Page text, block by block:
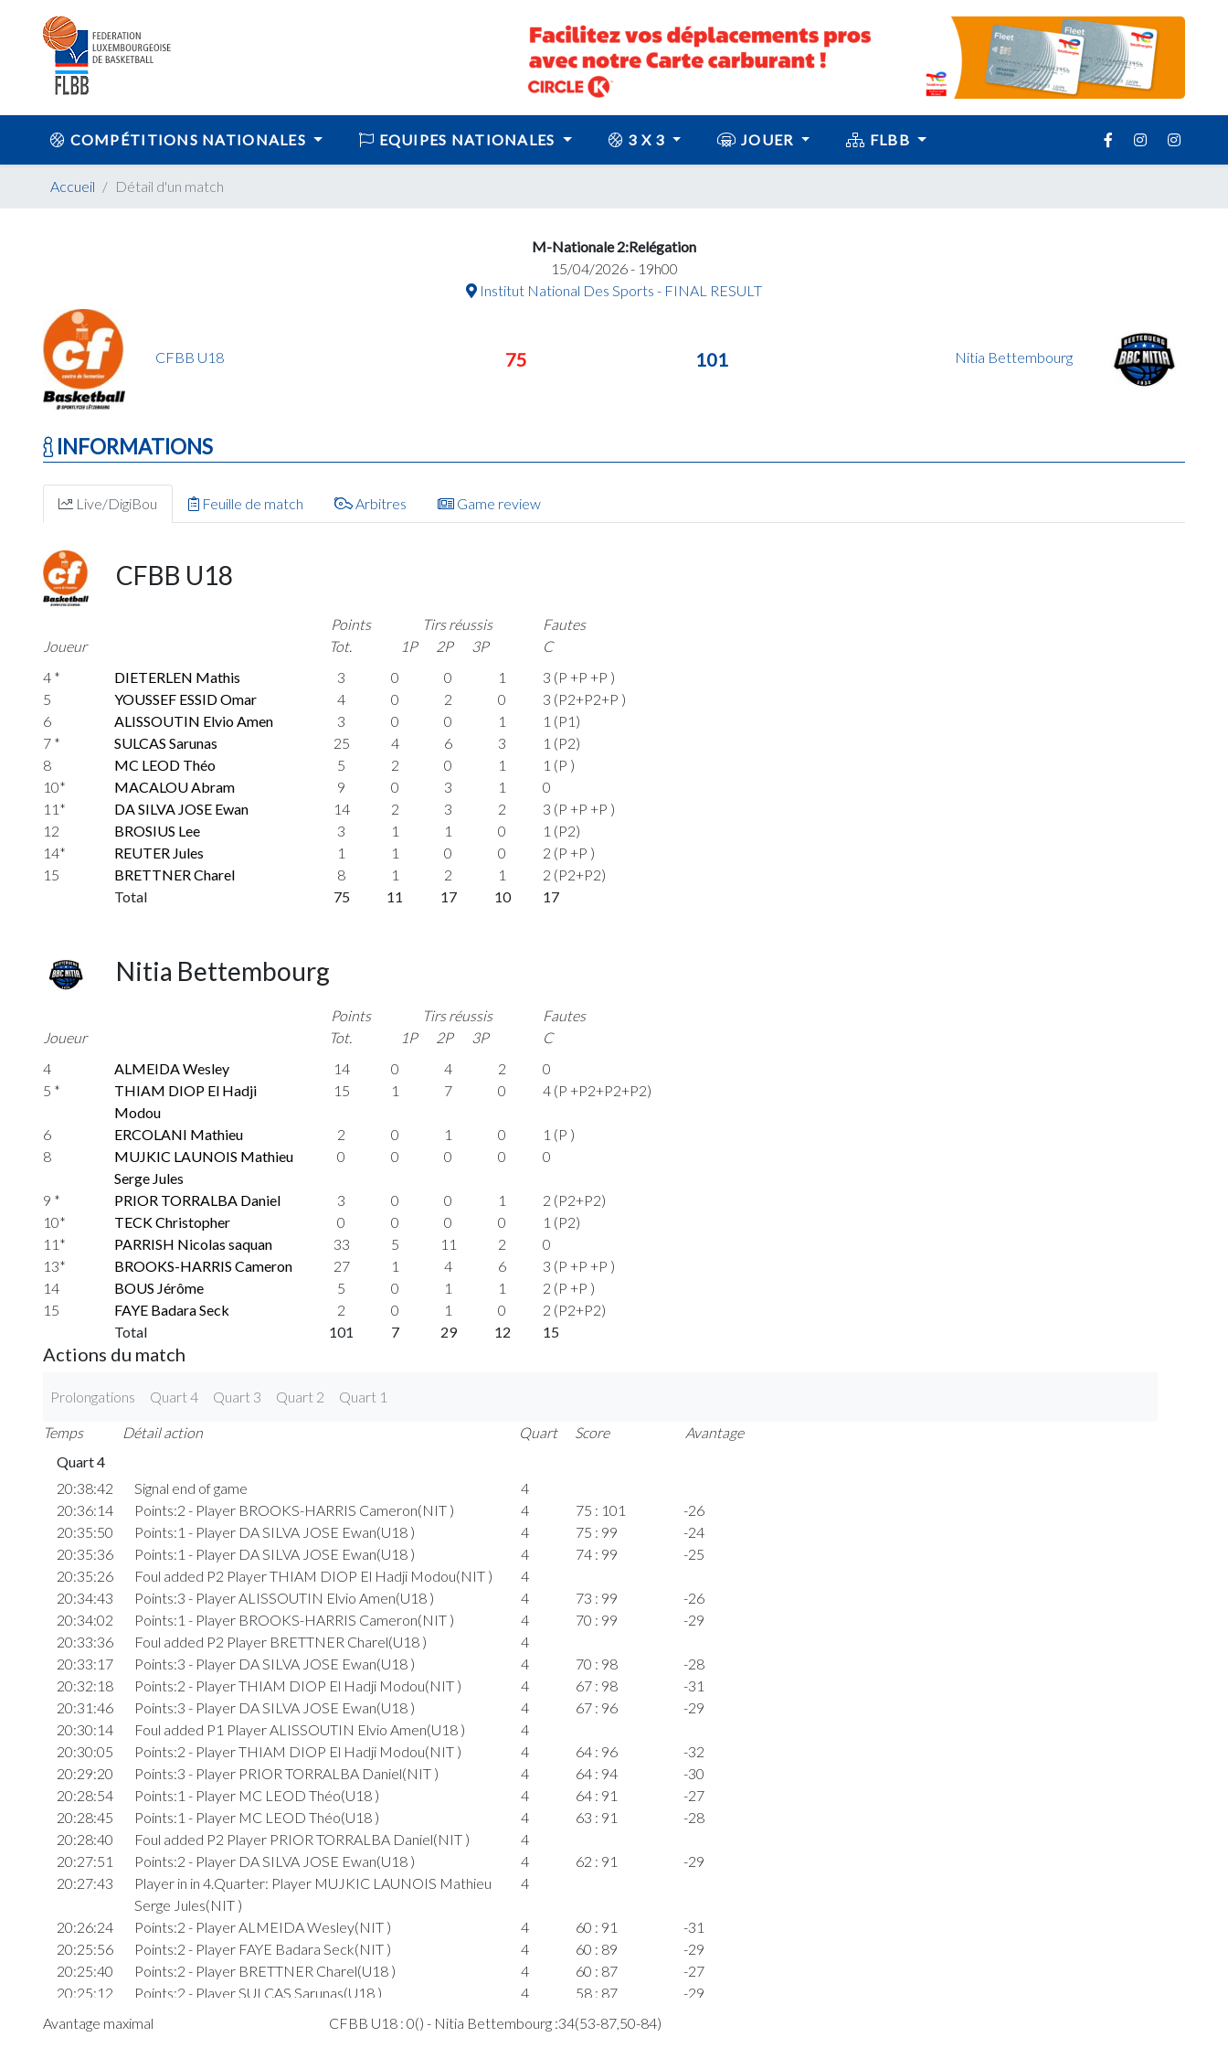
COMPÉTITIONS NATIONALES EQUIPES NATIONALES 3 X 3 JOUER FLBB
Accueil Détail d'un match
M-Nationale 2:Relégation
15/04/2026 - 19h00
Institut National Des Sports - FINAL RESULT
CFBB U18 75 101 Nitia Bettembourg
INFORMATIONS
Live/DigiBou Feuille de match Arbitres Game review
CFBB U18
Joueur
Points
Tot.
Tirs réussis
1P
2P 3P
Fautes
C
4 *
DIETERLEN Mathis 3 0 0 1
3 (P +P +P )
5
YOUSSEF ESSID Omar 4 0 2 0
3 (P2+P2+P )
6
ALISSOUTIN Elvio Amen 3 0 0 1
1 (P1)
7 *
SULCAS Sarunas 25 4 6 3
1 (P2)
8
MC LEOD Théo 5 2 0 1
1 (P )
10*
MACALOU Abram 9 0 3 1
0
11*
DA SILVA JOSE Ewan 14 2 3 2
3 (P +P +P )
12
BROSIUS Lee 3 1 1 0
1 (P2)
14*
REUTER Jules 1 1 0 0
2 (P +P )
15
BRETTNER Charel 8 1 2 1
2 (P2+P2)
Total
75 11 17 10 17
Nitia Bettembourg
Joueur
Points
Tot.
Tirs réussis
1P
2P 3P
Fautes
C
4
ALMEIDA Wesley 14 0 4 2
0
5 *
THIAM DIOP El Hadji
Modou
15 1 7 0 4 (P +P2+P2+P2)
6 ERCOLANI Mathieu 2 0 1 0
1 (P )
8
MUJKIC LAUNOIS Mathieu
Serge Jules
0 0 0 0 0
9 * PRIOR TORRALBA Daniel 3 0 0 1
2 (P2+P2)
10*
TECK Christopher 0 0 0 0
1 (P2)
11*
PARRISH Nicolas saquan 33 5 11 2
0
13*
BROOKS-HARRIS Cameron 27 1 4 6
3 (P +P +P )
14
BOUS Jérôme 5 0 1 1
2 (P +P )
15
FAYE Badara Seck 2 0 1 0
2 (P2+P2)
Total
101 7 29 12 15
Actions du match
Prolongations Quart 4 Quart 3 Quart 2 Quart 1
Temps Détail action Quart Score
Avantage
Quart 4
20:38:42
Signal end of game
4
20:36:14
Points:2 - Player BROOKS-HARRIS Cameron(NIT ) 4 75 : 101
-26
20:35:50
Points:1 - Player DA SILVA JOSE Ewan(U18 ) 4 75 : 99
-24
20:35:36
Points:1 - Player DA SILVA JOSE Ewan(U18 ) 4 74 : 99
-25
20:35:26
Foul added P2 Player THIAM DIOP El Hadji Modou(NIT )
4
20:34:43
Points:3 - Player ALISSOUTIN Elvio Amen(U18 ) 4 73 : 99
-26
20:34:02
Points:1 - Player BROOKS-HARRIS Cameron(NIT ) 4 70 : 99
-29
20:33:36
Foul added P2 Player BRETTNER Charel(U18 )
4
20:33:17
Points:3 - Player DA SILVA JOSE Ewan(U18 ) 4 70 : 98
-28
20:32:18
Points:2 - Player THIAM DIOP El Hadji Modou(NIT ) 4 67 : 98
-31
20:31:46
Points:3 - Player DA SILVA JOSE Ewan(U18 ) 4 67 : 96
-29
20:30:14
Foul added P1 Player ALISSOUTIN Elvio Amen(U18 )
4
20:30:05
Points:2 - Player THIAM DIOP El Hadji Modou(NIT ) 4 64 : 96
-32
20:29:20
Points:3 - Player PRIOR TORRALBA Daniel(NIT ) 4 64 : 94
-30
20:28:54
Points:1 - Player MC LEOD Théo(U18 ) 4 64 : 91
-27
20:28:45
Points:1 - Player MC LEOD Théo(U18 ) 4 63 : 91
-28
20:28:40
Foul added P2 Player PRIOR TORRALBA Daniel(NIT )
4
20:27:51
Points:2 - Player DA SILVA JOSE Ewan(U18 ) 4 62 : 91
-29
20:27:43
Player in in 4.Quarter: Player MUJKIC LAUNOIS Mathieu
Serge Jules(NIT )
4
20:26:24 Points:2 - Player ALMEIDA Wesley(NIT ) 4 60 : 91
-31
20:25:56
Points:2 - Player FAYE Badara Seck(NIT ) 4 60 : 89
-29
20:25:40
Points:2 - Player BRETTNER Charel(U18 ) 4 60 : 87
-27
20:25:12
Points:2 - Player SULCAS Sarunas(U18 ) 4 58 : 87
-29
20:24:21
56 : 87
Avantage maximal CFBB U18 : 0() - Nitia Bettembourg :34(53-87,50-84)